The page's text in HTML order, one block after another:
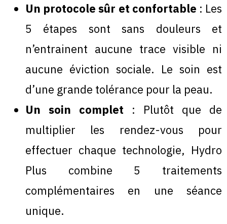
Un protocole sûr et confortable : Les
5 étapes sont sans douleurs et
n’entrainent aucune trace visible ni
aucune éviction sociale. Le soin est
d’une grande tolérance pour la peau.
Un soin complet : Plutôt que de
multiplier les rendez-vous pour
effectuer chaque technologie, Hydro
Plus combine 5 traitements
complémentaires en une séance
unique.